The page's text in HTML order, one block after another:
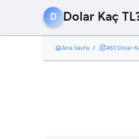
D Dolar Kaç
homeAna Sayfa / currency_exchange480 Dolar